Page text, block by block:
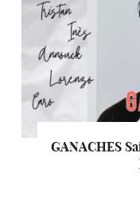
GANACHES